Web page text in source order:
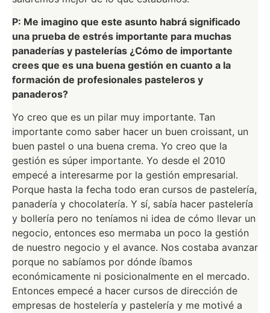
P: Me imagino que este asunto habrá significado
una prueba de estrés importante para muchas
panaderías y pastelerías ¿Cómo de importante
crees que es una buena gestión en cuanto a la
formación de profesionales pasteleros y
panaderos?
Yo creo que es un pilar muy importante. Tan
importante como saber hacer un buen croissant, un
buen pastel o una buena crema. Yo creo que la
gestión es súper importante. Yo desde el 2010
empecé a interesarme por la gestión empresarial.
Porque hasta la fecha todo eran cursos de pastelería,
panadería y chocolatería. Y sí, sabía hacer pastelería
y bollería pero no teníamos ni idea de cómo llevar un
negocio, entonces eso mermaba un poco la gestión
de nuestro negocio y el avance. Nos costaba avanzar
porque no sabíamos por dónde íbamos
económicamente ni posicionalmente en el mercado.
Entonces empecé a hacer cursos de dirección de
empresas de hostelería y pastelería y me motivé a